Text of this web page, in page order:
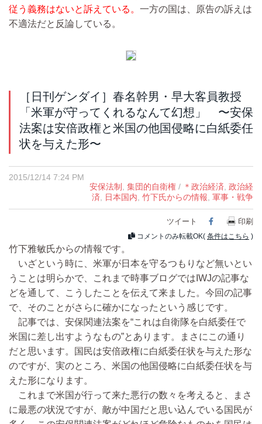
従う義務はないと訴えている。 一方の国は、原告の訴えは
不適法だと反論している。
［日刊ゲンダイ］春名幹男・早大客員教授
「米軍が守ってくれるなんて幻想」 〜安保
法案は安倍政権と米国の他国侵略に白紙委任
状を与えた形〜
2015/12/14 7:24 PM
安保法制
集団的自衛権 / ＊政治経済 政治経
済
日本国内 竹下氏からの情報 軍事・戦争
ツイート Facebook
印刷
コメントのみ転載OK( 条件はこちら )
竹下雅敏氏からの情報です。
いざという時に、米軍が日本を守るつもりなど無いとい
うことは明らかで、これまで時事ブログではIWJの記事な
どを通して、こうしたことを伝えて来ました。今回の記事
で、そのことがさらに確かになったという感じです。
記事では、安保関連法案を“これは自衛隊を白紙委任で
米国に差し出すようなもの”とあります。まさにこの通り
だと思います。国民は安倍政権に白紙委任状を与えた形な
のですが、実のところ、米国の他国侵略に白紙委任状を与
えた形になります。
これまで米国が行って来た悪行の数々を考えると、まさ
に最悪の状況ですが、敵が中国だと思い込んでいる国民が